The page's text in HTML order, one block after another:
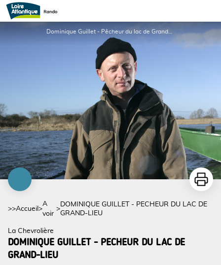
DOMINIQUE GUILLET - PECHEUR DU LAC DE GRAND-LIEU
>>Accueil >
A
voir
>
DOMINIQUE GUILLET - PECHEUR DU LAC DE
GRAND-LIEU
La Chevrolière
DOMINIQUE GUILLET - PECHEUR DU LAC DE
GRAND-LIEU